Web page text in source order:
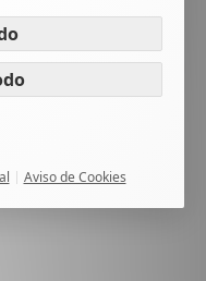
Aviso de Cookies